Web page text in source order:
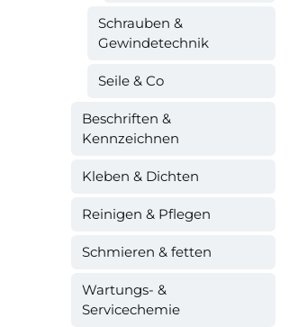
Schrauben &
Gewindetechnik
Seile & Co
Beschriften &
Kennzeichnen
Kleben & Dichten
Reinigen & Pflegen
Schmieren & fetten
Wartungs- &
Servicechemie